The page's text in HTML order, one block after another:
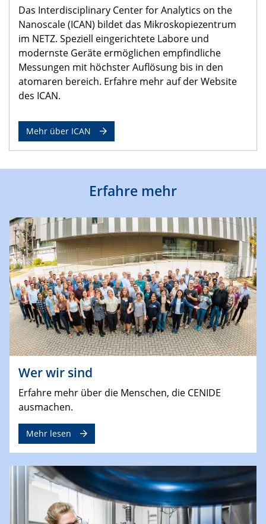
Das Interdisciplinary Center for Analytics on the
Nanoscale (ICAN) bildet das Mikroskopiezentrum
im NETZ. Speziell eingerichtete Labore und
modernste Geräte ermöglichen empfindliche
Messungen mit höchster Auflösung bis in den
atomaren bereich. Erfahre mehr auf der Website
des ICAN.
Mehr über ICAN
Erfahre mehr
Wer wir sind
Erfahre mehr über die Menschen, die CENIDE
ausmachen.
Mehr lesen